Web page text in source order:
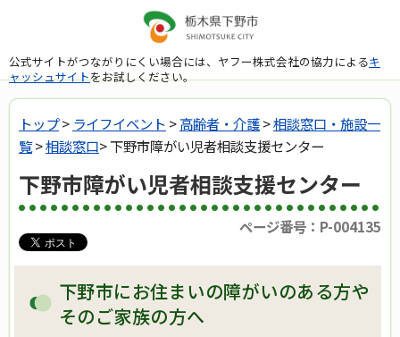
公式サイトがつながりにくい場合には、ヤフー株式会社の協力によるキ
ャッシュサイトをお試しください。
トップ> ライフイベント >高齢者・介護>相談窓口・施設一
覧>相談窓口> 下野市障がい児者相談支援センター
下野市障がい児者相談支援センター
ページ番号：P-004135
下野市にお住まいの障がいのある方や
そのご家族の方へ